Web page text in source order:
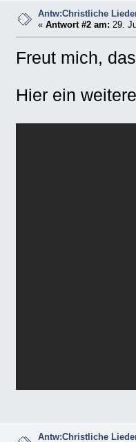
Antw:Christliche
«Antwort #2 am: 29.
Freut mich,
Hier ein
Antw:Christliche